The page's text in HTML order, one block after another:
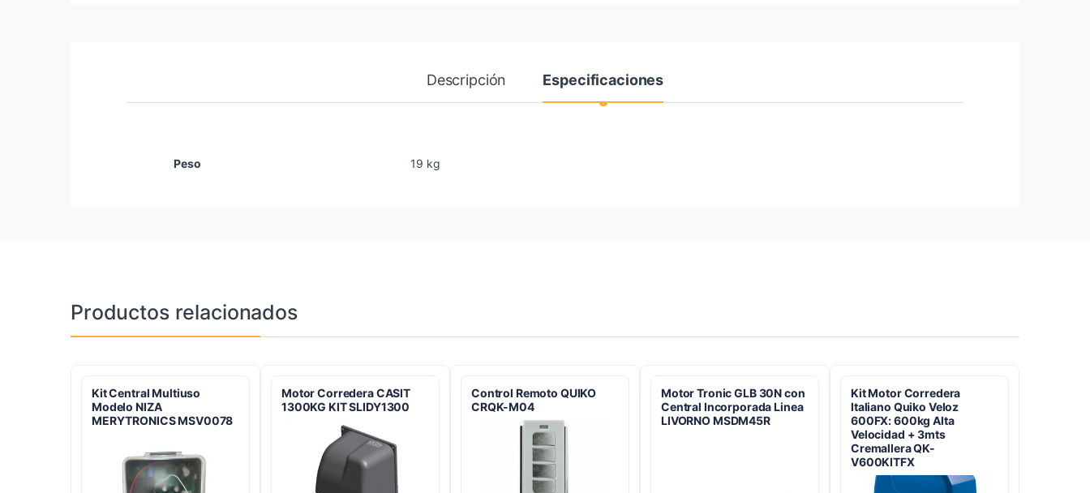
Descripción Especificaciones
Peso 19 kg
Productos relacionados
Kit Central Multiuso
Modelo NIZA
MERYTRONICS MSV0078
Motor Corredera CASIT
1300KG KIT SLIDY1300
Control Remoto QUIKO
CRQK-M04
Motor Tronic GLB 30N con
Central Incorporada Linea
LIVORNO MSDM45R
Kit Motor Corredera
Italiano Quiko Veloz
600FX: 600kg Alta
Velocidad + 3mts
Cremallera QK-
V600KITFX